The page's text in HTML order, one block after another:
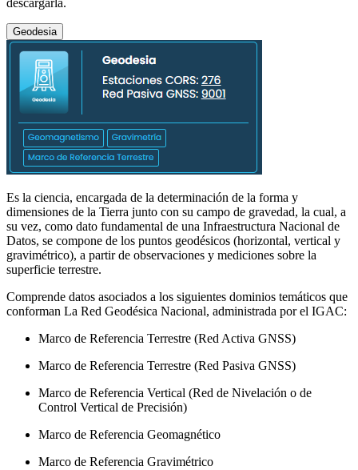
descargarla.
Geodesia
Es la ciencia, encargada de la determinación de la forma y
dimensiones de la Tierra junto con su campo de gravedad, la cual, a
su vez, como dato fundamental de una Infraestructura Nacional de
Datos, se compone de los puntos geodésicos (horizontal, vertical y
gravimétrico), a partir de observaciones y mediciones sobre la
superficie terrestre.
Comprende datos asociados a los siguientes dominios temáticos que
conforman La Red Geodésica Nacional, administrada por el IGAC:
Marco de Referencia Terrestre (Red Activa GNSS)
Marco de Referencia Terrestre (Red Pasiva GNSS)
Marco de Referencia Vertical (Red de Nivelación o de
Control Vertical de Precisión)
Marco de Referencia Geomagnético
Marco de Referencia Gravimétrico